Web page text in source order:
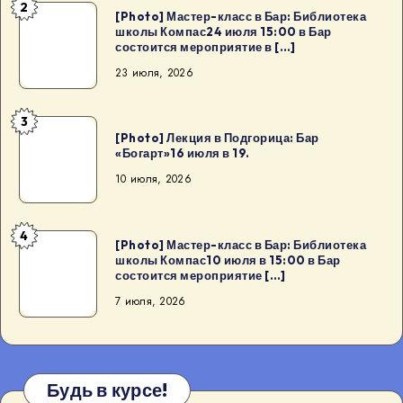
[Photo]
в
Библиотека
июля
в
мероприятие
[…]
2
[Photo] Мастер-класс в Бар: Библиотека
школы Компас24 июля 15:00 в Бар
состоится мероприятие в […]
23 июля, 2026
[Photo]
Подгорица:
«Богарт»16
19.
3
[Photo] Лекция в Подгорица: Бар
«Богарт»16 июля в 19.
10 июля, 2026
[Photo]
в
школы
Компас10
4
[Photo] Мастер-класс в Бар: Библиотека
школы Компас10 июля в 15:00 в Бар
состоится мероприятие […]
7 июля, 2026
Будь в курсе!